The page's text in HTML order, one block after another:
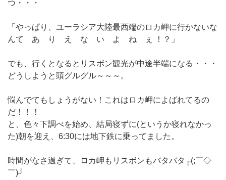
つ・・・
「やっぱり、ユーラシア大陸最西端のロカ岬に行かないな
んて あ り え な い よ ね ぇ ！？」
でも、行くとなるとリスボン観光が中途半端になる・・・
どうしようと頭グルグル～～～。
悩んでてもしょうがない！これはロカ岬によばれてるの
だ！！！
と、色々下調べを始め、結局寝ずに(というか寝れなかっ
た)朝を迎え、6:30には地下鉄に乗ってました。
時間がなさ過ぎて、ロカ岬もリスボンもバタバタ┌(;￣◇
￣)┘